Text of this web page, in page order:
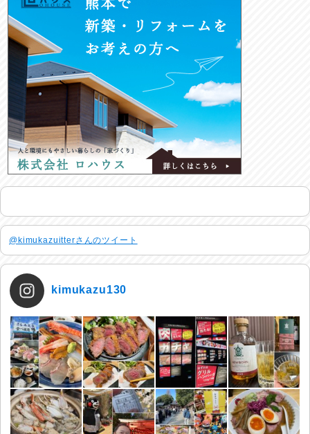
@kimukazuitterさんのツイート
kimukazu130